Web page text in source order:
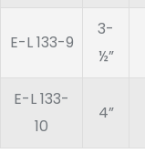
E-L 133-9
3-
½”
E-L 133-
10
4”